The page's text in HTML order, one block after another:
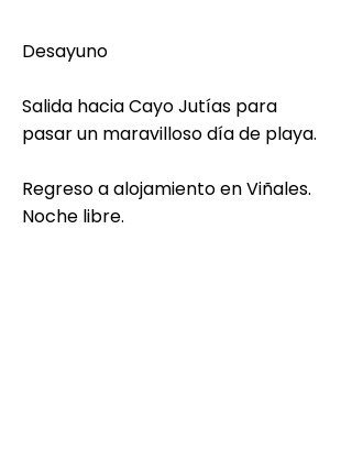
Desayuno
Salida hacia Cayo Jutías para
pasar un maravilloso día de playa.
Regreso a alojamiento en Viñales.
Noche libre.